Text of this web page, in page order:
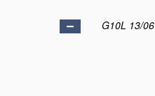
G10L 13/06